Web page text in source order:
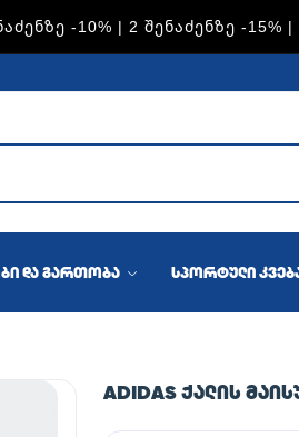
1 ᲨᲔᲜᲐᲫᲔᲜᲖᲔ -15% | 2 ᲨᲔᲜᲐᲫᲔᲜᲖᲔ -
და გართობა სპორტული
ADIDAS ᲥᲐᲚᲘᲡ